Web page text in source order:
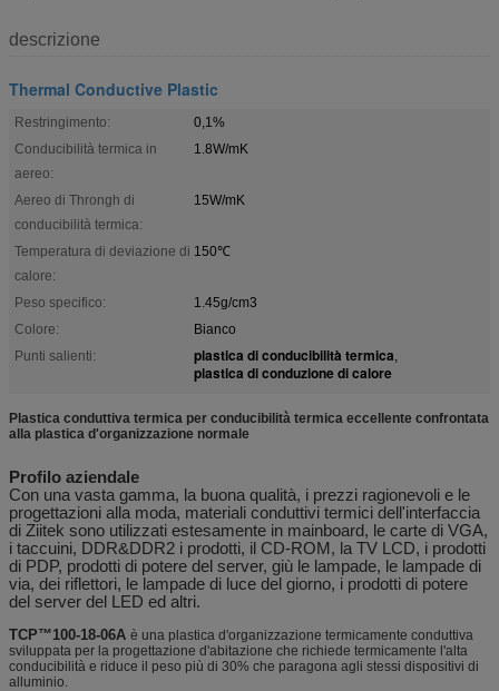
descrizione
Thermal Conductive Plastic
Restringimento:
0,1%
Conducibilità termica in
aereo:
1.8W/mK
Aereo di Throngh di
conducibilità termica:
15W/mK
Temperatura di deviazione di
calore:
150℃
Peso specifico:
1.45g/cm3
Colore:
Bianco
Punti salienti:
plastica di conducibilità termica,
plastica di conduzione di calore
Plastica conduttiva termica per conducibilità termica eccellente confrontata
alla plastica d'organizzazione normale
Profilo aziendale
Con una vasta gamma, la buona qualità, i prezzi ragionevoli e le
progettazioni alla moda, materiali conduttivi termici dell'interfaccia
di Ziitek sono utilizzati estesamente in mainboard, le carte di VGA,
i taccuini, DDR&DDR2 i prodotti, il CD-ROM, la TV LCD, i prodotti
di PDP, prodotti di potere del server, giù le lampade, le lampade di
via, dei riflettori, le lampade di luce del giorno, i prodotti di potere
del server del LED ed altri.
TCP™100-18-06A è una plastica d'organizzazione termicamente conduttiva
sviluppata per la progettazione d'abitazione che richiede termicamente l'alta
conducibilità e riduce il peso più di 30% che paragona agli stessi dispositivi di
alluminio.